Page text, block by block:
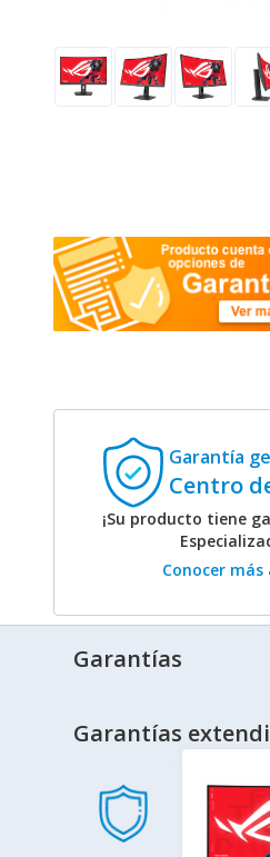
Garantía
Centro
¡Su producto tiene
Conocer
Garantías
Garantías